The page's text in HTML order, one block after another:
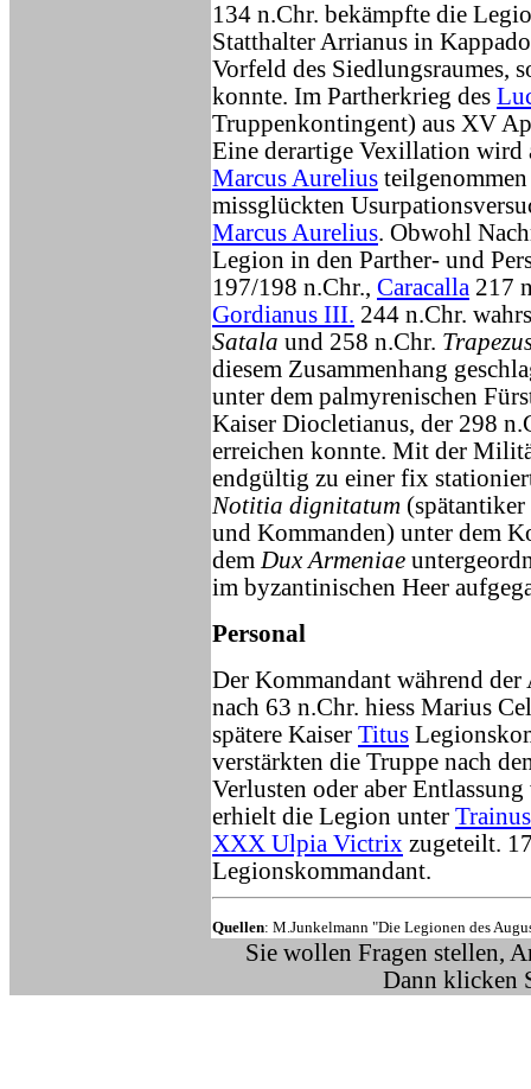
134 n.Chr. bekämpfte die
Statthalter Arrianus in
Vorfeld des Siedlungsraumes,
konnte. Im Partherkrieg des
Truppenkontingent) aus XV
Eine derartige Vexillation wird
Marcus Aurelius
missglückten
Marcus Aurelius. Obwohl
Legion in den Parther- und
197/198 n.Chr., Caracalla 217
Gordianus III. 244 n.Chr.
Satala und 258 n.Chr.
diesem Zusammenhang
unter dem palmyrenischen
Kaiser Diocletianus, der 298
erreichen konnte. Mit der
endgültig zu einer fix
Notitia dignitatum (spätantiker
und Kommanden) unter dem
dem Dux Armeniae
im byzantinischen Heer
Personal
Der Kommandant während der
nach 63 n.Chr. hiess Marius
spätere Kaiser Titus
verstärkten die Truppe nach
Verlusten oder aber
erhielt die Legion unter Trainus
XXX Ulpia Victrix zugeteilt.
Legionskommandant.
Quellen: M.Junkelmann "Die Legionen des
Sie wollen Fragen stellen,
Dann klicken